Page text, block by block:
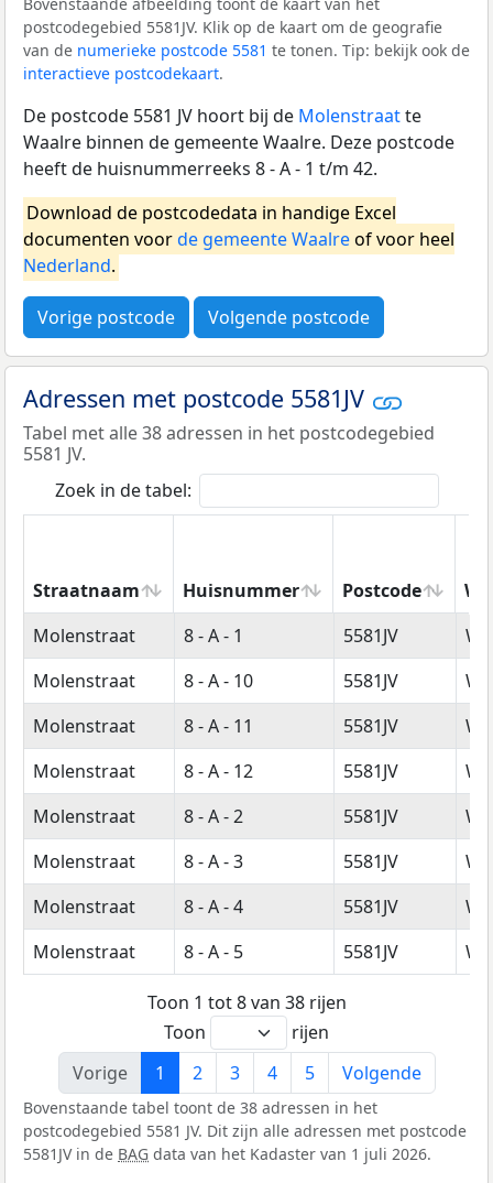
Bovenstaande afbeelding toont de kaart van het
postcodegebied 5581JV. Klik op de kaart om de geografie
van de numerieke postcode 5581 te tonen. Tip: bekijk ook de
interactieve postcodekaart.
De postcode 5581 JV hoort bij de Molenstraatte
Waalre binnen de gemeente Waalre. Deze postcode
heeft de huisnummerreeks 8 - A - 1 t/m 42.
Download de postcodedata in handige Excel
documenten voorde gemeente Waalreof voor heel
Nederland.
Vorige postcode Volgende postcode
Adressen met postcode 5581JV
Tabel met alle 38 adressen in het postcodegebied
5581 JV.
Zoek in de tabel:
Straatnaam Huisnummer Postcode
Straatnaam
Huisnummer Postcode
Molenstraat 8 - A - 1 5581JV
Molenstraat
8 - A - 10 5581JV
Molenstraat
8 - A - 11 5581JV
Molenstraat
8 - A - 12 5581JV
Molenstraat
8 - A - 2 5581JV
Molenstraat
8 - A - 3 5581JV
Molenstraat
8 - A - 4 5581JV
Molenstraat
8 - A - 5 5581JV
Toon 1 tot 8 van 38 rijen
Toon
rijen
Vorige
1 2 3 4 5 Volgende
Bovenstaande tabel toont de 38 adressen in het
postcodegebied 5581 JV. Dit zijn alle adressen met postcode
5581JV in de BAG data van het Kadaster van 1 juli 2026.